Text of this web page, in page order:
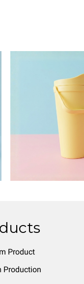
Product
Production